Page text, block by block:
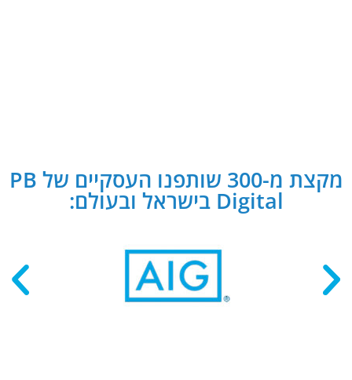
מקצת מ-300 שותפנו העסקיים של PB
Digital בישראל ובעולם: